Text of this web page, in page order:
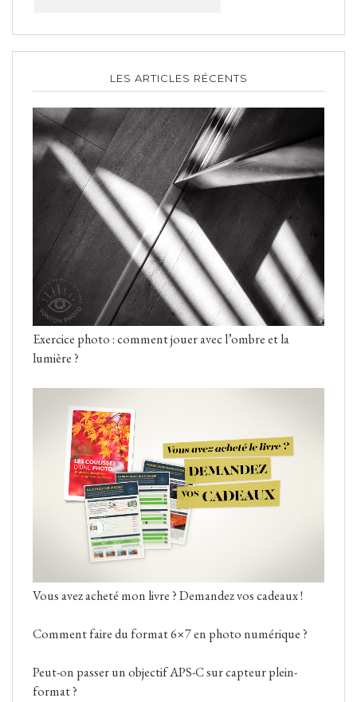
LES ARTICLES RÉCENTS
Exercice photo : comment jouer avec l’ombre et la
lumière ?
Vous avez acheté mon livre ? Demandez vos cadeaux !
Comment faire du format 6×7 en photo numérique ?
Peut-on passer un objectif APS-C sur capteur plein-
format ?